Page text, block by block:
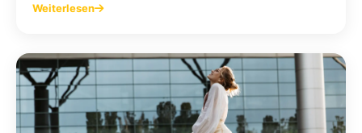
Weiterlesen